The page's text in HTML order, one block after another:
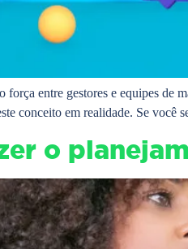
entre gestores e equipes de
conceito em realidade. Se
o